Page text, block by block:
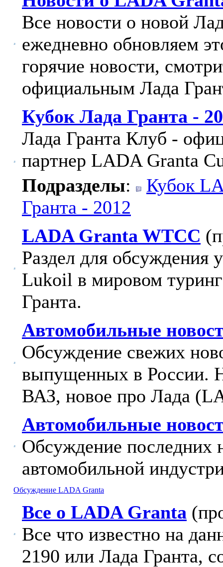
Все новости о новой
ежедневно обновляем
горячие новости,
официальным Лада
Кубок Лада Гранта -
Лада Гранта Клуб -
партнер LADA Granta
Подразделы:
Кубок
Гранта - 2012
LADA Granta WTCC
Раздел для обсуждения
Lukoil в мировом
Гранта.
Автомобильные
Обсуждение свежих
выпущенных в России.
ВАЗ, новое про Лада
Автомобильные
Обсуждение последних
автомобильной
Обсуждение LADA Granta
Все о LADA Granta
Все что известно на
2190 или Лада Гранта,